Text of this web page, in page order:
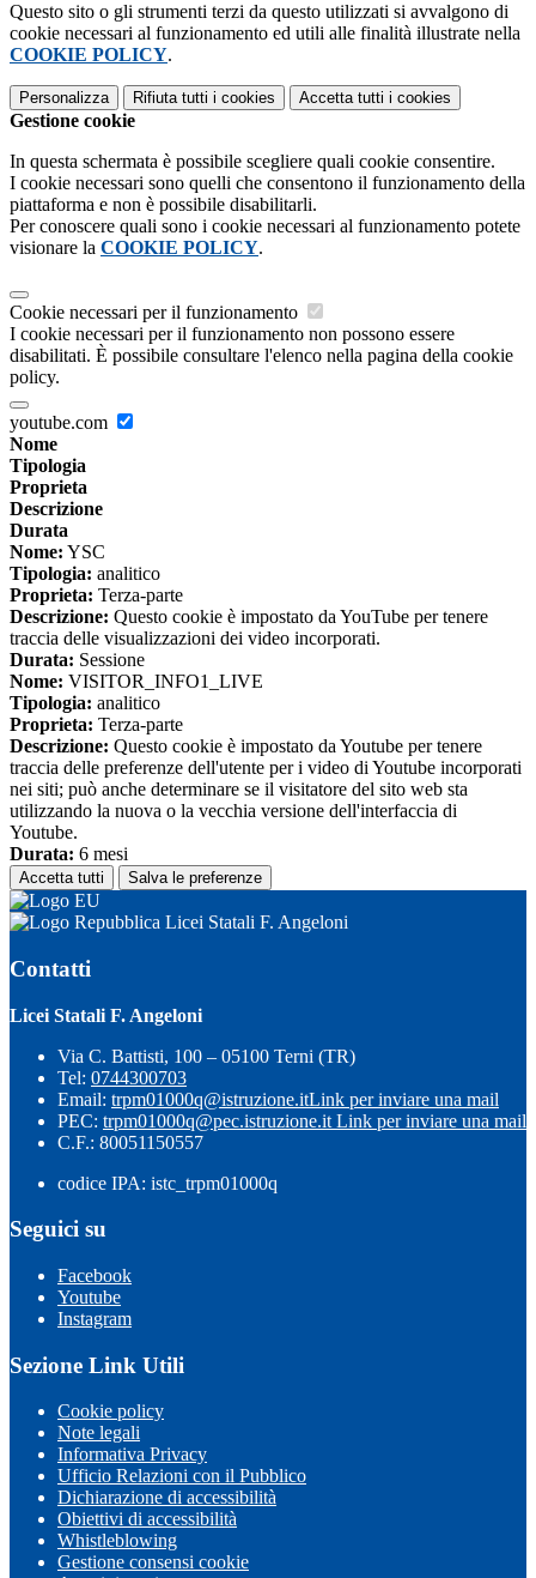
Questo sito o gli strumenti terzi da questo utilizzati si avvalgono di
cookie necessari al funzionamento ed utili alle finalità illustrate nella
COOKIE POLICY.
Personalizza Rifiuta tutti i cookies Accetta tutti i cookies
Gestione cookie
In questa schermata è possibile scegliere quali cookie consentire.
I cookie necessari sono quelli che consentono il funzionamento della
piattaforma e non è possibile disabilitarli.
Per conoscere quali sono i cookie necessari al funzionamento potete
visionare la COOKIE POLICY.
Cookie necessari per il funzionamento
I cookie necessari per il funzionamento non possono essere
disabilitati. È possibile consultare l'elenco nella pagina della cookie
policy.
youtube.com
Nome
Tipologia
Proprieta
Descrizione
Durata
Nome: YSC
Tipologia: analitico
Proprieta: Terza-parte
Descrizione: Questo cookie è impostato da YouTube per tenere
traccia delle visualizzazioni dei video incorporati.
Durata: Sessione
Nome: VISITOR_INFO1_LIVE
Tipologia: analitico
Proprieta: Terza-parte
Descrizione: Questo cookie è impostato da Youtube per tenere
traccia delle preferenze dell'utente per i video di Youtube incorporati
nei siti; può anche determinare se il visitatore del sito web sta
utilizzando la nuova o la vecchia versione dell'interfaccia di
Youtube.
Durata: 6 mesi
Accetta tutti Salva le preferenze
Licei Statali F. Angeloni
Contatti
Licei Statali F. Angeloni
Via C. Battisti, 100 – 05100 Terni (TR)
Tel: 0744300703
Email: trpm01000q@istruzione.itLink per inviare una mail
PEC: trpm01000q@pec.istruzione.it Link per inviare una mail
C.F.: 80051150557
codice IPA: istc_trpm01000q
Seguici su
Facebook
Youtube
Instagram
Sezione Link Utili
Cookie policy
Note legali
Informativa Privacy
Ufficio Relazioni con il Pubblico
Dichiarazione di accessibilità
Obiettivi di accessibilità
Whistleblowing
Gestione consensi cookie